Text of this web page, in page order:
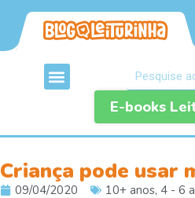
E-books
Criança pode usar
09/04/2020 10+ anos, 4 - 6